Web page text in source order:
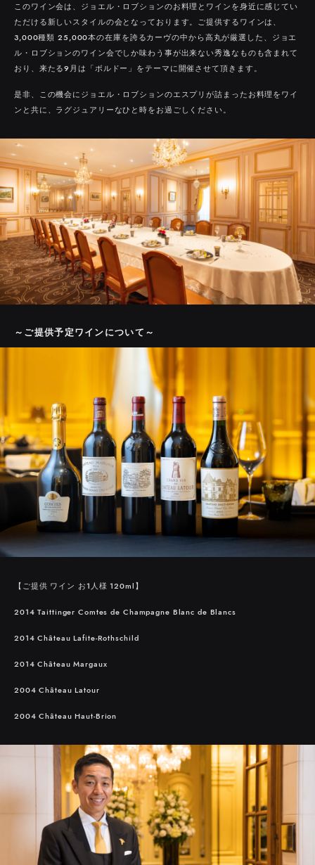
このワイン会は、ジョエル・ロブションのお料理とワインを身近に感じてい
ただける新しいスタイルの会となっております。ご提供するワインは、
3,000種類 25,000本の在庫を誇るカーヴの中から高丸が厳選した、ジョエ
ル・ロブションのワイン会でしか味わう事が出来ない秀逸なものも含まれて
おり、来たる9月は「ボルドー」をテーマに開催させて頂きます。
是非、この機会にジョエル・ロブションのエスプリが詰まったお料理をワイ
ンと共に、ラグジュアリーなひと時をお過ごしください。
～ご提供予定ワインについて～
【ご提供 ワイン お1人様 120ml】
2014 Taittinger Comtes de Champagne Blanc de Blancs
2014 Château Lafite-Rothschild
2014 Château Margaux
2004 Château Latour
2004 Château Haut-Brion